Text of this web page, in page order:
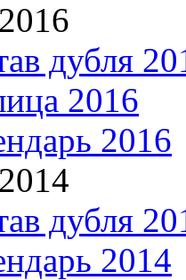
дубля
2016
2016
дубля
2014